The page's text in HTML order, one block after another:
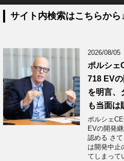
サイト内検索はこちらから↓
2026/08/05
ポルシェ
718 EV
を明言、
も当面は
ポルシェ
EVの開発
認める さ
は開発中止
てしまって